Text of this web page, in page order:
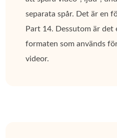
separata spår. Det är en
Part 14. Dessutom är det
formaten som används
videor.